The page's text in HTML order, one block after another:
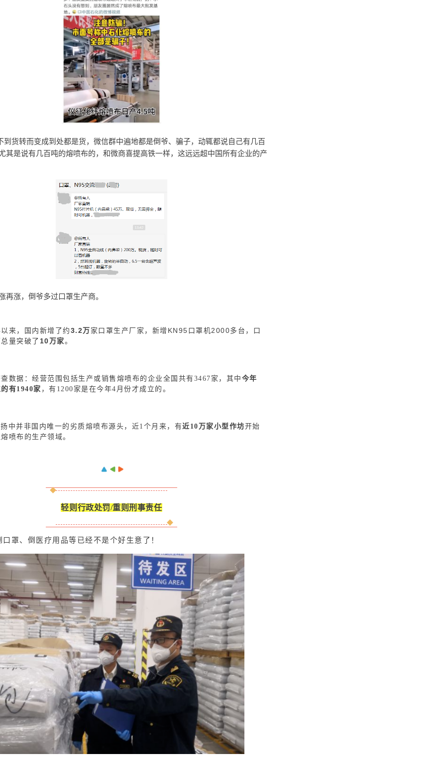
到货转而变成到处都是货，微信群中遍地都是倒爷、骗子，动辄都说自己有几百
其是说有几百吨的熔喷布的，和微商喜提高铁一样，这远远超中国所有企业的产
再涨，倒爷多过口罩生产商。
来，国内新增了约3.2万家口罩生产厂家，新增KN95口罩机2000多台，口
量突破了10万家。
数据：经营范围包括生产或销售熔喷布的企业全国共有3467家，其中 今年
有1940家 ，有1200家是在今年4月份才成立的。
扬中并非国内唯一的劣质熔喷布源头，近1个月来，有近10万家小型作坊开始
喷布的生产领域。
轻则行政处罚/重则刑事责任
罩、倒医疗用品等已经不是个好生意了！